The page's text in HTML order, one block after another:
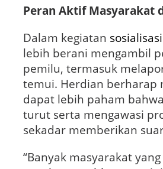
Peran Aktif Masyarakat
Dalam kegiatan sosialisasi
lebih berani mengambil
pemilu, termasuk
temui. Herdian berharap
dapat lebih paham
turut serta mengawasi
sekadar memberikan
“Banyak masyarakat